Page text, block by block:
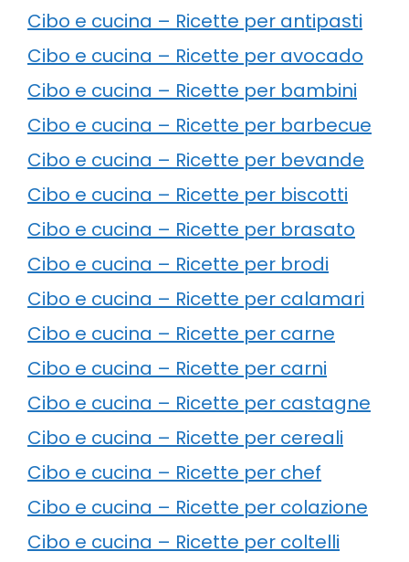
Cibo e cucina – Ricette per antipasti
Cibo e cucina – Ricette per avocado
Cibo e cucina – Ricette per bambini
Cibo e cucina – Ricette per barbecue
Cibo e cucina – Ricette per bevande
Cibo e cucina – Ricette per biscotti
Cibo e cucina – Ricette per brasato
Cibo e cucina – Ricette per brodi
Cibo e cucina – Ricette per calamari
Cibo e cucina – Ricette per carne
Cibo e cucina – Ricette per carni
Cibo e cucina – Ricette per castagne
Cibo e cucina – Ricette per cereali
Cibo e cucina – Ricette per chef
Cibo e cucina – Ricette per colazione
Cibo e cucina – Ricette per coltelli